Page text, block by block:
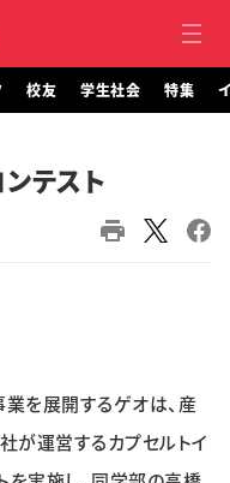
校友 学生社会 特集
テスト
を展開するゲオは、産
が運営するカプセルトイ